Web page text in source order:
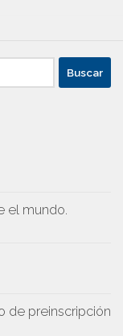
el mundo.
de preinscripción